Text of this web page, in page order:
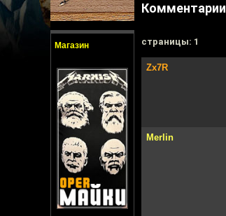
Магазин
Комментарии
cтраницы: 1
Zx7R
Merlin